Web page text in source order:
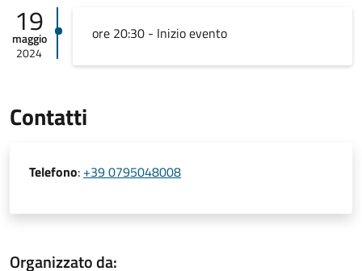
19
maggio
2024
ore 20:30 - Inizio evento
Contatti
Telefono: +39 0795048008
Organizzato da: